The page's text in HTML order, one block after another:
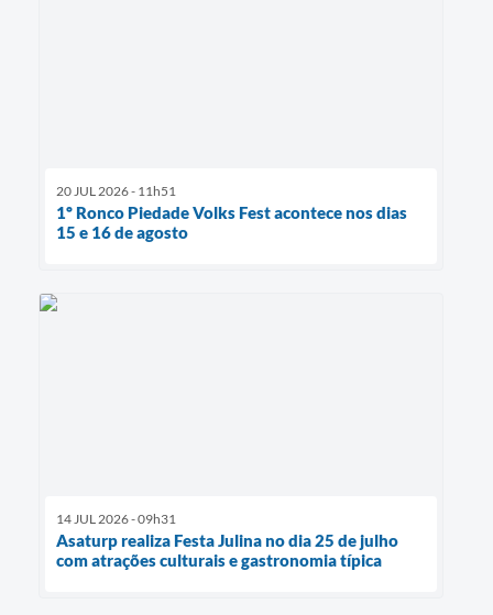
20 JUL 2026 - 11h51
1º Ronco Piedade Volks Fest acontece nos dias
15 e 16 de agosto
14 JUL 2026 - 09h31
Asaturp realiza Festa Julina no dia 25 de julho
com atrações culturais e gastronomia típica